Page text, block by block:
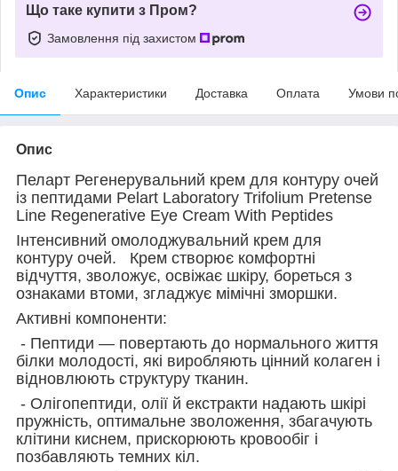
Що таке купити з Пром?
Замовлення під захистом
Опис Характеристики Доставка Оплата Умови
Опис
Пеларт Регенерувальний крем для контуру очей
із пептидами Pelart Laboratory Trifolium Pretense
Line Regenerative Eye Cream With Peptides
Інтенсивний омолоджувальний крем для
контуру очей. Крем створює комфортні
відчуття, зволожує, освіжає шкіру, бореться з
ознаками втоми, згладжує мімічні зморшки.
Активні компоненти:
- Пептиди — повертають до нормального життя
білки молодості, які виробляють цінний колаген і
відновлюють структуру тканин.
- Олігопептиди, олії й екстракти надають шкірі
пружність, оптимальне зволоження, збагачують
клітини киснем, прискорюють кровообіг і
позбавляють темних кіл.